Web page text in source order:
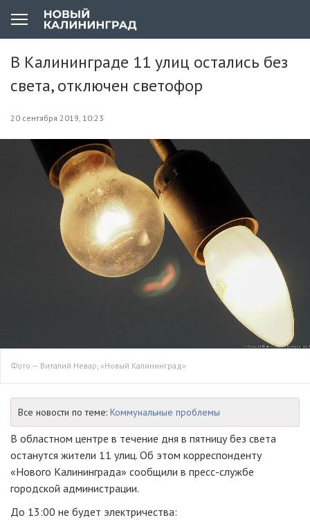
В Калининграде 11 улиц остались без
света, отключен светофор
20 сентября 2019, 10:23
Фото — Виталий Невар, «Новый Калининград»
Все новости по теме: Коммунальные проблемы
В областном центре в течение дня в пятницу без света
останутся жители 11 улиц. Об этом корреспонденту
«Нового Калининграда» сообщили в пресс-службе
городской администрации.
До 13:00 не будет электричества: